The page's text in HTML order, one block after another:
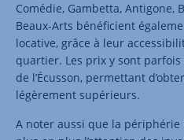
Comédie, Gambetta, Antigone,
Beaux-Arts bénéficient
locative, grâce à leur
quartier. Les prix y sont
de l’Écusson, permettant
légèrement supérieurs.
A noter aussi que la